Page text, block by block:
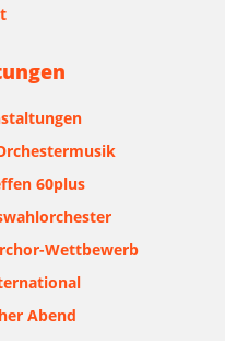
60plus
Wettbewerb
Abend